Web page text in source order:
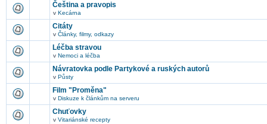
Čeština a pravopis
v Kecárna
Citáty
v Články, filmy, odkazy
Léčba stravou
v Nemoci a léčba
Návratovka podle Partykové a ruských autorů
v Půsty
Film "Proměna"
v Diskuze k článkům na serveru
Chuťovky
v Vitariánské recepty